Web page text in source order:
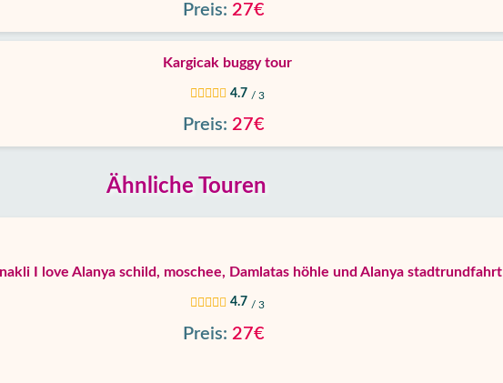
Preis: 27€
Kargicak buggy tour
4.7 / 3
Preis: 27€
Ähnliche Touren
I love Alanya schild, moschee, Damlatas höhle und Alanya stadtrundfahrt
4.7 / 3
Preis: 27€